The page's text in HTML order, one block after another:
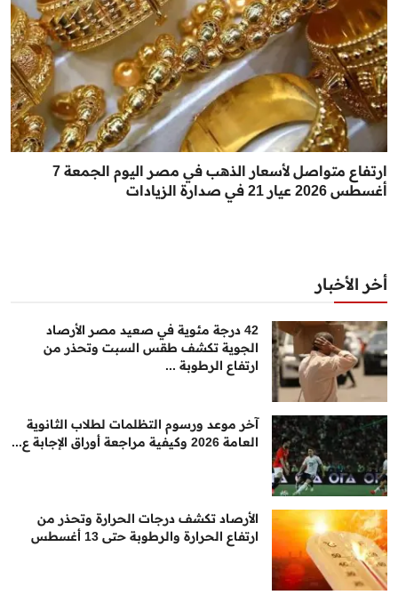
ارتفاع متواصل لأسعار الذهب في مصر اليوم الجمعة 7
أغسطس 2026 عيار 21 في صدارة الزيادات
أخر الأخبار
42 درجة مئوية في صعيد مصر الأرصاد
الجوية تكشف طقس السبت وتحذر من
ارتفاع الرطوبة ...
آخر موعد ورسوم التظلمات لطلاب الثانوية
العامة 2026 وكيفية مراجعة أوراق الإجابة ع...
الأرصاد تكشف درجات الحرارة وتحذر من
ارتفاع الحرارة والرطوبة حتى 13 أغسطس